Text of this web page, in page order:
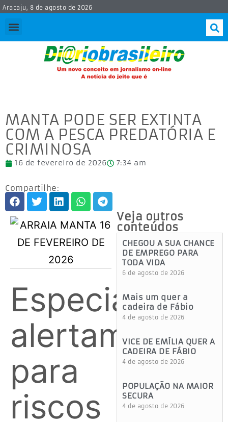
Aracaju, 8 de agosto de 2026
MANTA PODE SER EXTINTA
COM A PESCA PREDATÓRIA E
CRIMINOSA
16 de fevereiro de 2026 7:34 am
Compartilhe:
Especialistas
alertam
para
riscos
Veja outros
conteúdos
CHEGOU A SUA CHANCE
DE EMPREGO PARA
TODA VIDA
6 de agosto de 2026
Mais um quer a
cadeira de Fábio
4 de agosto de 2026
VICE DE EMÍLIA QUER A
CADEIRA DE FÁBIO
4 de agosto de 2026
POPULAÇÃO NA MAIOR
SECURA
4 de agosto de 2026